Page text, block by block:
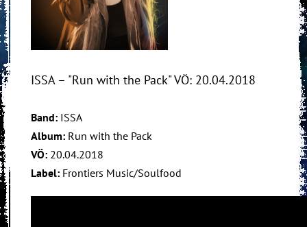
ISSA – "Run with the Pack" VÖ: 20.04.2018
Band: ISSA
Album: Run with the Pack
VÖ: 20.04.2018
Label: Frontiers Music/Soulfood